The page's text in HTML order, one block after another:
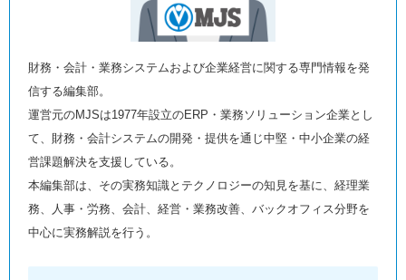
財務・会計・業務システムおよび企業経営に関する専門情報を発
信する編集部。
運営元のMJSは1977年設立のERP・業務ソリューション企業とし
て、財務・会計システムの開発・提供を通じ中堅・中小企業の経
営課題解決を支援している。
本編集部は、その実務知識とテクノロジーの知見を基に、経理業
務、人事・労務、会計、経営・業務改善、バックオフィス分野を
中心に実務解説を行う。